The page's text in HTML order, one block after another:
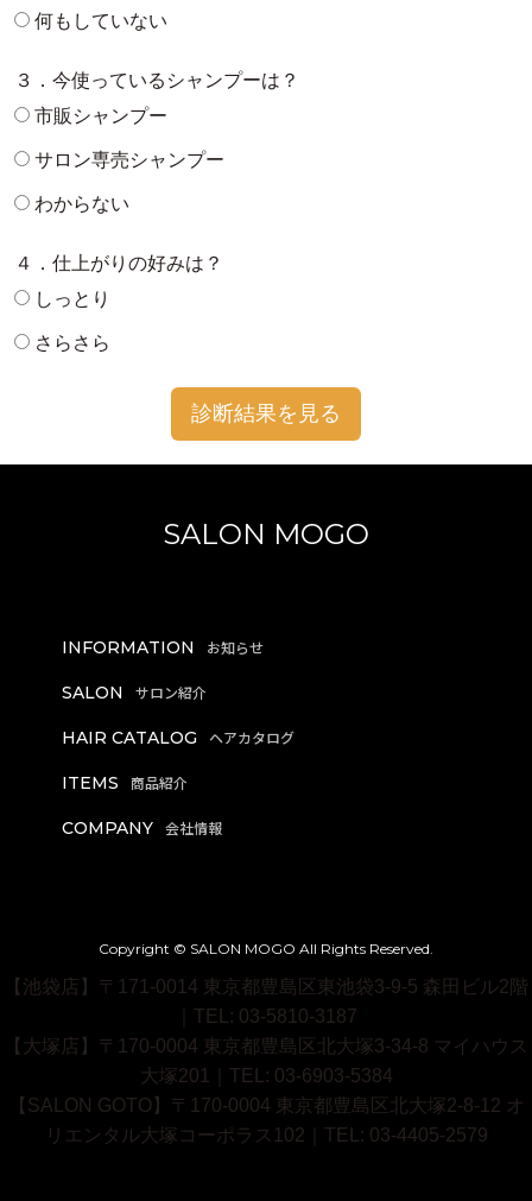
何もしていない
３．今使っているシャンプーは？
市販シャンプー
サロン専売シャンプー
わからない
４．仕上がりの好みは？
しっとり
さらさら
診断結果を見る
SALON MOGO
INFORMATION
SALON
HAIR CATALOG
ITEMS
COMPANY
Copyright © SALON MOGO All Rights Reserved.
【池袋店】〒171-0014 東京都豊島区東池袋3-9-5 森田ビル2階
｜TEL: 03-5810-3187
【大塚店】〒170-0004 東京都豊島区北大塚3-34-8 マイハウス
大塚201｜TEL: 03-6903-5384
【SALON GOTO】〒170-0004 東京都豊島区北大塚2-8-12 オ
リエンタル大塚コーポラス102｜TEL: 03-4405-2579